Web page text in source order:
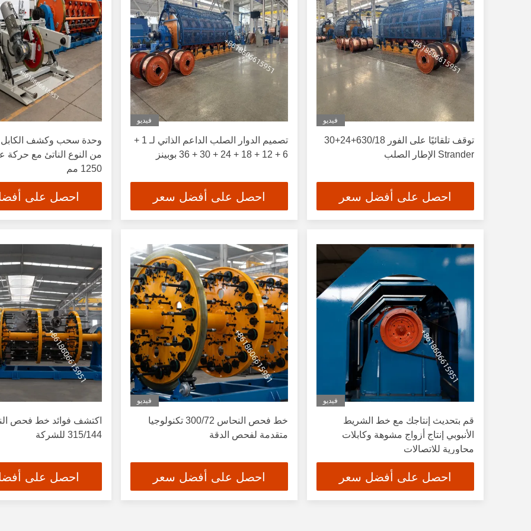
فيديو
توقف تلقائيًا على الفور 630/18+24+30
Strander الإطار الصلب
احصل على أفضل سعر
فيديو
تصميم الدوار الصلب الداعم الذاتي لـ 1 +
6 + 12 + 18 + 24 + 30 + 36 بوبينز
احصل على أفضل سعر
وحدة سحب وكشف الكابل
1250 مم
احصل على
فيديو
قم بتحديث إنتاجك مع خط الشريط
الأنبوبي إنتاج أزواج مشوهة وكابلات
محاورية للاتصالات
احصل على أفضل سعر
فيديو
خط فحص النحاس 300/72 تكنولوجيا
متقدمة لفحص الدقة
احصل على أفضل سعر
اكتشف فوائد خط فحص
315/144 للشركة
احصل على